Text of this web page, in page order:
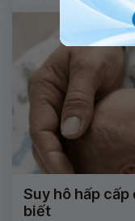
Suy hô hấp
biết